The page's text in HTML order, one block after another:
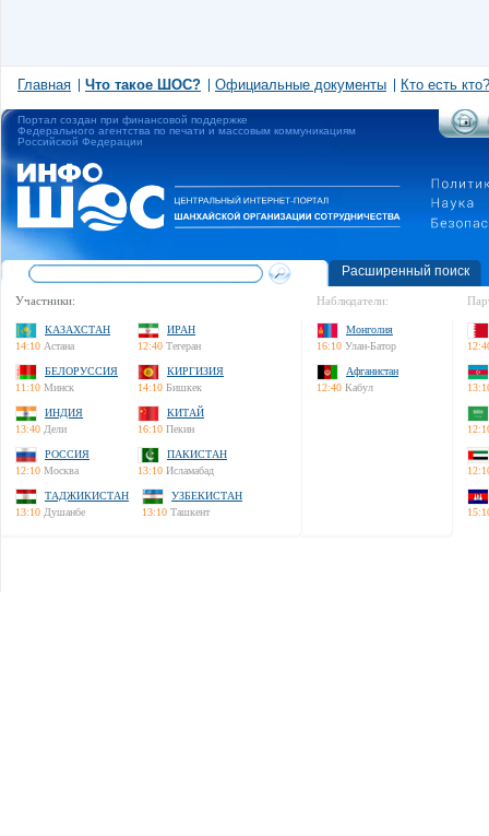
Главная Что такое ШОС? Официальные документы Кто есть кто?
Портал создан при финансовой поддержке
Федерального агентства по печати и массовым коммуникациям
Российской Федерации
Расширенный поиск
Участники:
КАЗАХСТАН
14:10 Астана
ИРАН
12:40 Тегеран
БЕЛОРУССИЯ
11:10 Минск
КИРГИЗИЯ
14:10 Бишкек
ИНДИЯ
13:40 Дели
КИТАЙ
16:10 Пекин
РОССИЯ
12:10 Москва
ПАКИСТАН
13:10 Исламабад
ТАДЖИКИСТАН
13:10 Душанбе
УЗБЕКИСТАН
13:10 Ташкент
Наблюдатели:
Монголия
16:10 Улан-Батор
Афганистан
12:40 Кабул